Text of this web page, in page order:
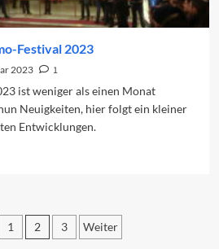
Festival 2023
2023
1
ist weniger als einen Monat
Neuigkeiten, hier folgt ein kleiner
Entwicklungen.
1 2 3 Weiter